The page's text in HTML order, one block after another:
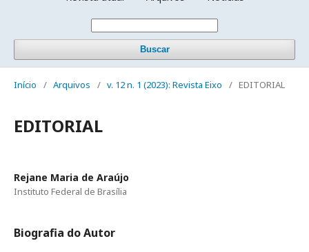
Buscar
Início / Arquivos / v. 12 n. 1 (2023): Revista Eixo / EDITORIAL
EDITORIAL
Rejane Maria de Araújo
Instituto Federal de Brasília
Biografia do Autor